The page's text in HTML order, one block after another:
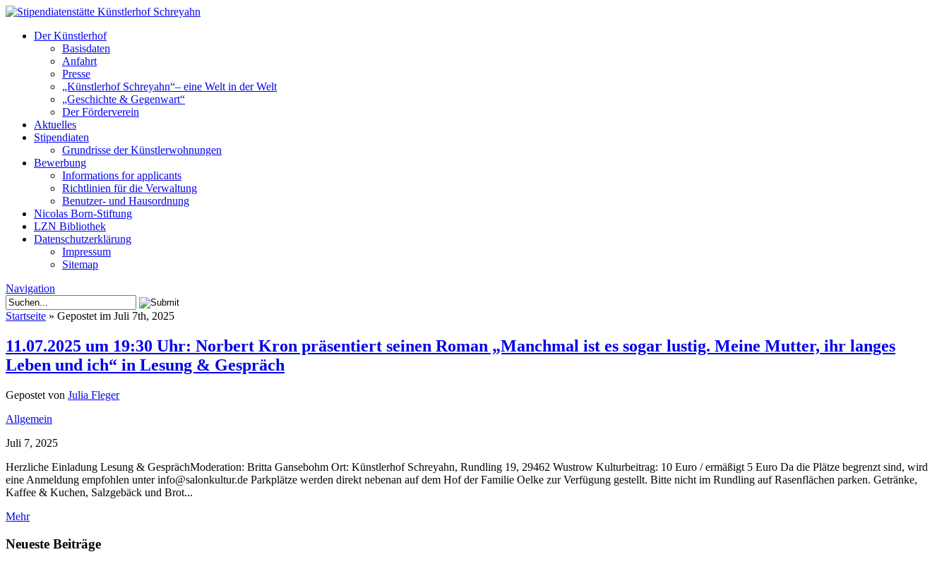
Der Künstlerhof
Basisdaten
Anfahrt
Presse
„Künstlerhof Schreyahn“– eine Welt in der Welt
„Geschichte & Gegenwart“
Der Förderverein
Aktuelles
Stipendiaten
Grundrisse der Künstlerwohnungen
Bewerbung
Informations for applicants
Richtlinien für die Verwaltung
Benutzer- und Hausordnung
Nicolas Born-Stiftung
LZN Bibliothek
Datenschutzerklärung
Impressum
Sitemap
Navigation
Startseite » Gepostet im Juli 7th, 2025
11.07.2025 um 19:30 Uhr: Norbert Kron präsentiert seinen Roman „Manchmal ist es sogar lustig. Meine Mutter, ihr langes
Leben und ich“ in Lesung & Gespräch
Gepostet von Julia Fleger
Allgemein
Juli 7, 2025
Herzliche Einladung Lesung & GesprächModeration: Britta Gansebohm Ort: Künstlerhof Schreyahn, Rundling 19, 29462 Wustrow Kulturbeitrag: 10 Euro / ermäßigt 5 Euro Da die Plätze begrenzt sind, wird
eine Anmeldung empfohlen unter info@salonkultur.de Parkplätze werden direkt nebenan auf dem Hof der Familie Oelke zur Verfügung gestellt. Bitte nicht im Rundling auf Rasenflächen parken. Getränke,
Kaffee & Kuchen, Salzgebäck und Brot...
Mehr
Neueste Beiträge